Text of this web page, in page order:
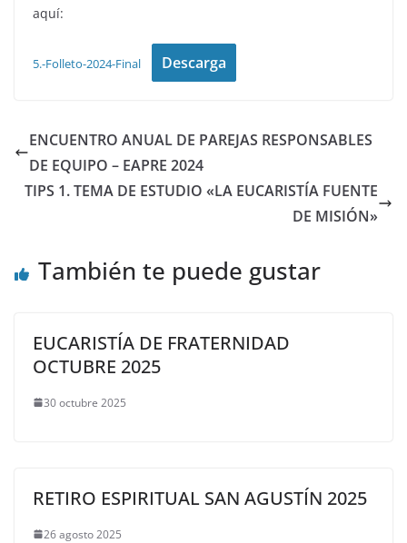
aquí:
5.-Folleto-2024-Final Descarga
ENCUENTRO ANUAL DE PAREJAS RESPONSABLES
DE EQUIPO – EAPRE 2024
TIPS 1. TEMA DE ESTUDIO «LA EUCARISTÍA FUENTE
DE MISIÓN»
También te puede gustar
EUCARISTÍA DE FRATERNIDAD
OCTUBRE 2025
30 octubre 2025
RETIRO ESPIRITUAL SAN AGUSTÍN 2025
26 agosto 2025